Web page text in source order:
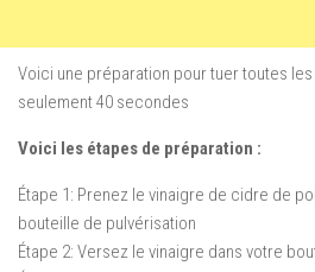
Voici une préparation pour tuer toutes
seulement 40 secondes
Voici les étapes de préparation :
Étape 1: Prenez le vinaigre de cidre de
bouteille de pulvérisation
Étape 2: Versez le vinaigre dans votre